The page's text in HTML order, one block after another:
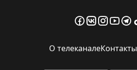
О телеканалеКонтакты